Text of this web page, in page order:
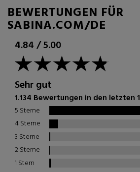
BEWERTUNGEN FÜR
SABINA.COM/DE
4.84/5.00
Sehr gut
1.134 Bewertungen in den letzten
5 Sterne
4 Sterne
3 Sterne
2 Sterne
1 Stern